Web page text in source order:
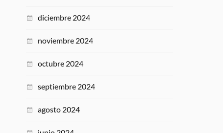
diciembre 2024
noviembre 2024
octubre 2024
septiembre 2024
agosto 2024